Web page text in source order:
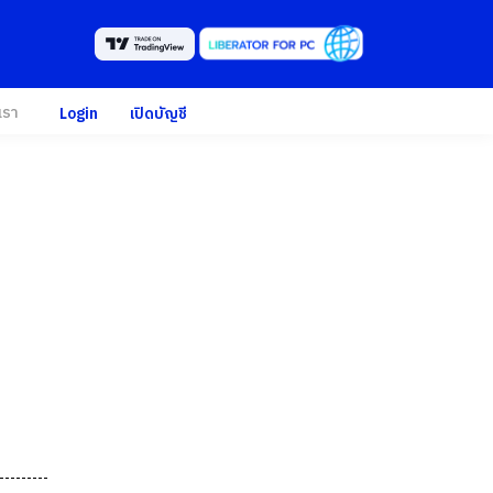
า Login เปิดบัญชี